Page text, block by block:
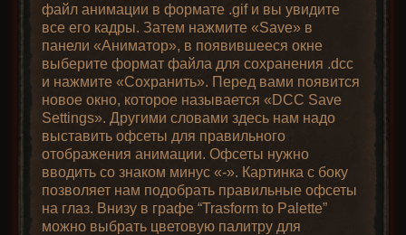
файл анимации в формате .gif и вы увидите
все его кадры. Затем нажмите «Save» в
панели «Аниматор», в появившееся окне
выберите формат файла для сохранения .dcc
и нажмите «Сохранить». Перед вами появится
новое окно, которое называется «DCC Save
Settings». Другими словами здесь нам надо
выставить офсеты для правильного
отображения анимации. Офсеты нужно
вводить со знаком минус «-». Картинка с боку
позволяет нам подобрать правильные офсеты
на глаз. Внизу в графе “Trasform to Palette”
можно выбрать цветовую палитру для